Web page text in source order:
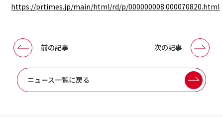
https://prtimes.jp/main/html/rd/p/000000008.000070820.html
前の記事
ニュース一覧に戻る
次の記事